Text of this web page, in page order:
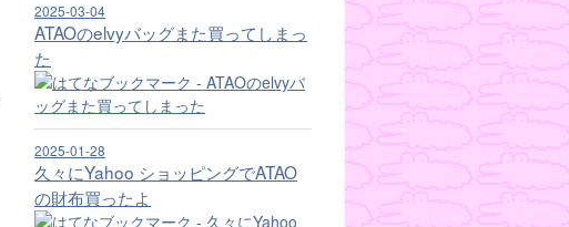
2025-03-04
ATAOのelvyバッグまた買ってしまっ
た
2025-01-28
久々にYahoo ショッピングでATAO
の財布買ったよ